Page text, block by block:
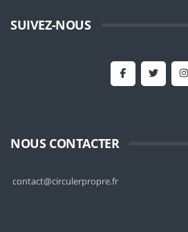
SUIVEZ-NOUS
NOUS CONTACTER
contact@circulerpropre.fr